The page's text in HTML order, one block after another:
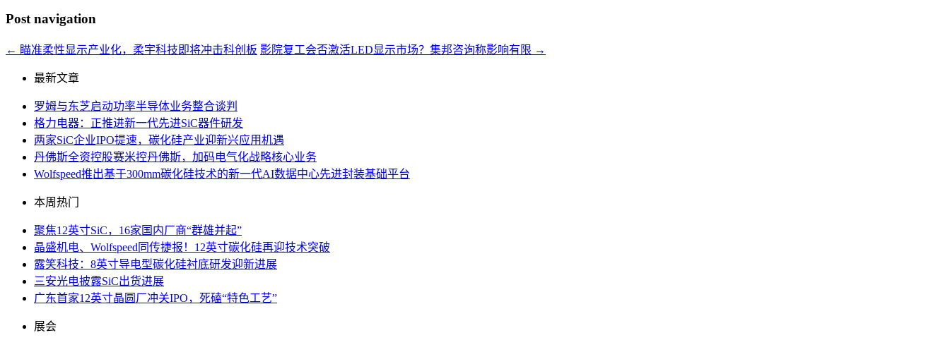
Post navigation
← 瞄准柔性显示产业化，柔宇科技即将冲击科创板 影院复工会否激活LED显示市场？集邦咨询称影响有限 →
最新文章
罗姆与东芝启动功率半导体业务整合谈判
格力电器：正推进新一代先进SiC器件研发
两家SiC企业IPO提速，碳化硅产业迎新兴应用机遇
丹佛斯全资控股赛米控丹佛斯，加码电气化战略核心业务
Wolfspeed推出基于300mm碳化硅技术的新一代AI数据中心先进封装基础平台
本周热门
聚焦12英寸SiC，16家国内厂商“群雄并起”
晶盛机电、Wolfspeed同传捷报！12英寸碳化硅再迎技术突破
露笑科技：8英寸导电型碳化硅衬底研发迎新进展
三安光电披露SiC出货进展
广东首家12英寸晶圆厂冲关IPO，死磕“特色工艺”
展会